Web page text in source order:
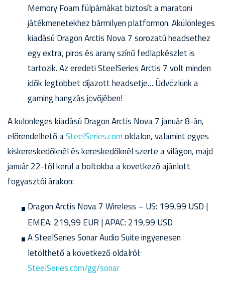
Memory Foam fülpárnákat biztosít a maratoni
játékmenetekhez bármilyen platformon. Akülönleges
kiadású Dragon Arctis Nova 7 sorozatú headsethez
egy extra, piros és arany színű fedlapkészlet is
tartozik. Az eredeti SteelSeries Arctis 7 volt minden
idők legtöbbet díjazott headsetje… Üdvözlünk a
gaming hangzás jövőjében!
A különleges kiadású Dragon Arctis Nova 7 január 8-án,
előrendelhető aSteelSeries.comoldalon, valamint egyes
kiskereskedőknél és kereskedőknél szerte a világon, majd
január 22-től kerül a boltokba a következő ajánlott
fogyasztói árakon:
Dragon Arctis Nova 7 Wireless – US: 199,99 USD |
EMEA: 219,99 EUR | APAC: 219,99 USD
A SteelSeries Sonar Audio Suite ingyenesen
letölthető a következő oldalról:
SteelSeries.com/gg/sonar